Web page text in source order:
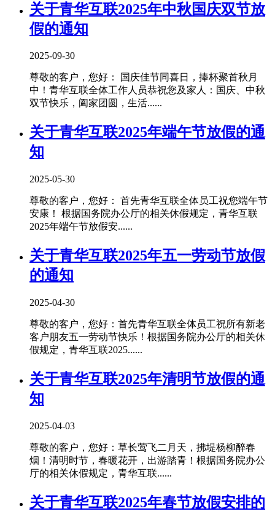
关于青华互联2025年中秋国庆双节放
假的通知
2025-09-30
尊敬的客户，您好： 国庆佳节同喜日，捧杯聚首秋月
中！青华互联全体工作人员恭祝您及家人：国庆、中秋
双节快乐，阖家团圆，生活......
关于青华互联2025年端午节放假的通
知
2025-05-30
尊敬的客户，您好： 首先青华互联全体员工祝您端午节
安康！ 根据国务院办公厅的相关休假规定，青华互联
2025年端午节放假安......
关于青华互联2025年五一劳动节放假
的通知
2025-04-30
尊敬的客户，您好：首先青华互联全体员工祝所有新老
客户朋友五一劳动节快乐！根据国务院办公厅的相关休
假规定，青华互联2025......
关于青华互联2025年清明节放假的通
知
2025-04-03
尊敬的客户，您好：草长莺飞二月天，拂堤杨柳醉春
烟！清明时节，春暖花开，出游踏青！根据国务院办公
厅的相关休假规定，青华互联......
关于青华互联2025年春节放假安排的